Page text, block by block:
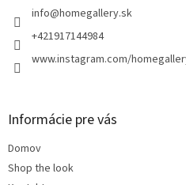
info@homegallery.sk
+421917144984
www.instagram.com/
Informácie pre vás
Domov
Shop the look